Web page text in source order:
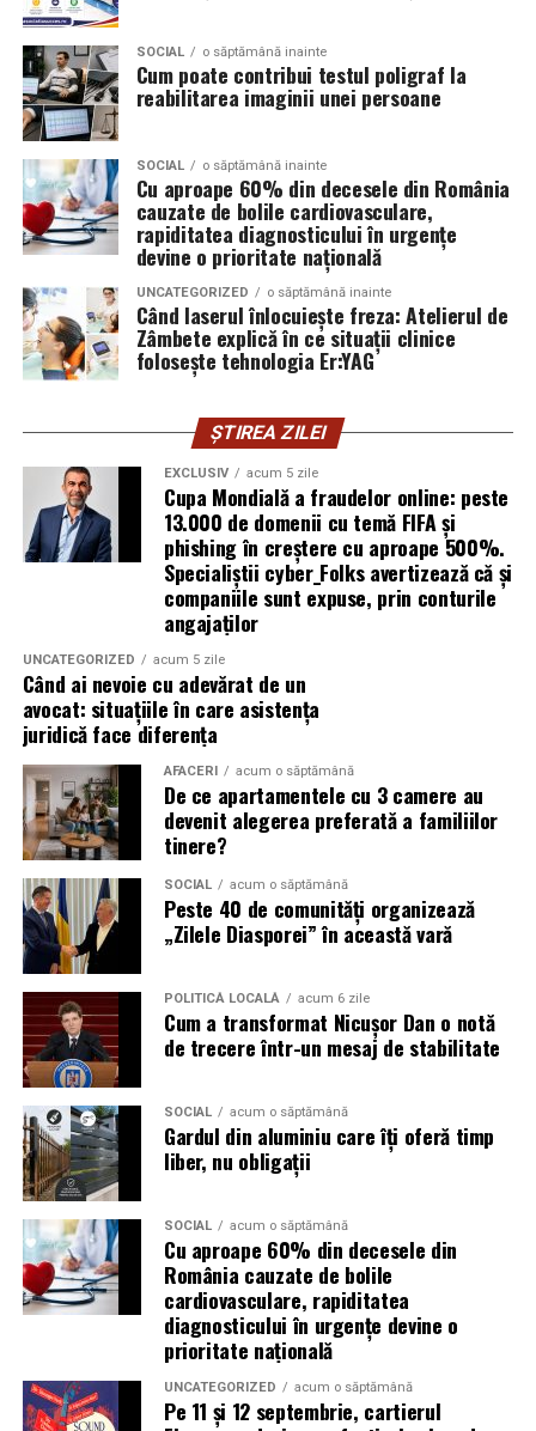
Spre deosebire de salinele artificiale care folosesc
vaporizatoare sau aerosoli umedi, procedeele
convenţionale nu garantează pătrunderea
particulelor mici în bronhii și nu oferă stabilitate a
microclimei.
Dispozitivele de suflare (cum ar fi ventilatoare /
generatoare de aerosol) pot produce particule mari
sau variaţii în concentrația de sare, ceea ce reduce
eficiența. AREC evită aceste probleme.
Pentru cine este utilă terapia
Respysal?
Procedeul AREC este recomandat pentru:
Copii și adulți cuastm bronșic
Persoane cubronșite cronice, alergii
respiratorii
Pacienți post-infecţii respiratorii acute care încă au
sechele (secreţii, dificultăţi de respiraţie)
Persoane care doresc să reducă consumul de
medicamente respiratorii
Cei care caută terapii naturale, fără efecte adverse
puternice și în medii controlate
Cum să începi terapia la
Respysal
Contact și programare– te poţi programa prin
site-ul nostru sau telefonic. Adresa în Oradea,
Strada Camille Flammarion nr. 2A, bloc AN11, ap. 16.
Evaluare inițială – anamneză, istoricul medical,
evaluarea simptomelor respiratorii.
Plan de tratament
– se stabilesc numărul de
ședinţe recomandate (de exemplu 20 pentru un
curs complet în cazul astmului).
Ședințe de inhalare în camera AREC
ședințe regulate, inhalezi aer cu particule de sare
uscată încărcate electric.
Monitorizare și ajustare– evaluări periodice
pentru a măsura ameliorările și ajustarea
tratamentului dacă este necesar.
SOCIAL o săptămână inainte
Cum poate contribui testul poligraf la
reabilitarea imaginii unei persoane
SOCIAL o săptămână inainte
Cu aproape 60% din decesele din România
cauzate de bolile cardiovasculare,
rapiditatea diagnosticului în urgențe
devine o prioritate națională
UNCATEGORIZED o săptămână inainte
Când laserul înlocuiește freza: Atelierul de
Zâmbete explică în ce situații clinice
folosește tehnologia Er:YAG
ȘTIREA ZILEI
EXCLUSIV acum 5 zile
Cupa Mondială a fraudelor online: peste
13.000 de domenii cu temă FIFA și
phishing în creștere cu aproape 500%.
Specialiștii cyber_Folks avertizează că și
companiile sunt expuse, prin conturile
angajaților
UNCATEGORIZED acum 5 zile
Când ai nevoie cu adevărat de un
avocat: situațiile în care asistența
juridică face diferența
AFACERI acum o săptămână
De ce apartamentele cu 3 camere au
devenit alegerea preferată a familiilor
tinere?
SOCIAL acum o săptămână
Peste 40 de comunități organizează
„Zilele Diasporei” în această vară
POLITICĂ LOCALĂ acum 6 zile
Cum a transformat Nicușor Dan o notă
de trecere într-un mesaj de stabilitate
SOCIAL acum o săptămână
Gardul din aluminiu care îți oferă timp
liber, nu obligații
SOCIAL acum o săptămână
Cu aproape 60% din decesele din
România cauzate de bolile
cardiovasculare, rapiditatea
diagnosticului în urgențe devine o
prioritate națională
UNCATEGORIZED acum o săptămână
Pe 11 și 12 septembrie, cartierul